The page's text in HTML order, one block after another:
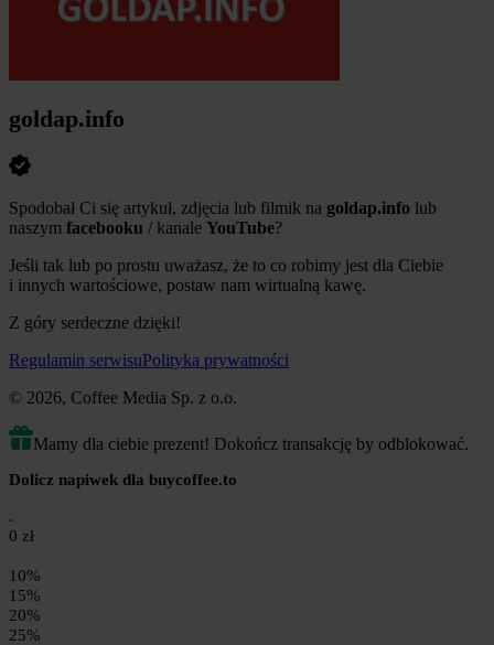
goldap.info
Spodobał Ci się artykuł, zdjęcia lub filmik na goldap.info lub
naszym facebooku / kanale YouTube?
Jeśli tak lub po prostu uważasz, że to co robimy jest dla Ciebie
i innych wartościowe, postaw nam wirtualną kawę.
Z góry serdeczne dzięki!
Regulamin serwisuPolityka prywatności
© 2026, Coffee Media Sp. z o.o.
Mamy dla ciebie prezent! Dokończ transakcję by odblokować.
Dolicz napiwek dla buycoffee.to
0 zł
10%
15%
20%
25%